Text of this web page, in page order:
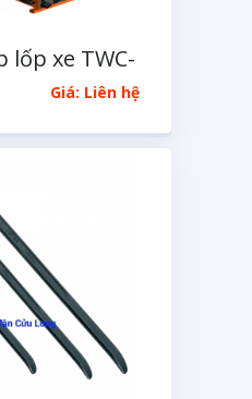
lốp xe TWC-
Giá: Liên hệ